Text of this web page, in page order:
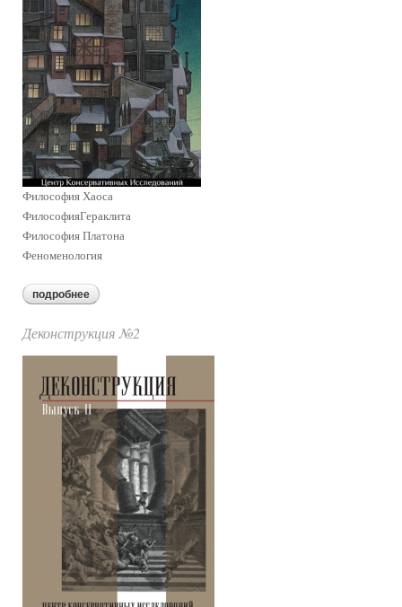
Философия Хаоса
ФилософияГераклита
Философия Платона
Феноменология
подробнее о деконструкция №1
Деконструкция №2